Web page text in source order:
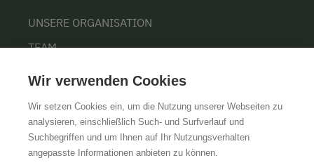
UNSERE ORGANISATION
TEAM
KARRIERE
AGBIMPRESSUMDATENSCHUTZ
Wir verwenden Cookies
Wir setzen Cookies ein, um die Nutzung unserer Webseiten zu
analysieren, einschließlich Such- und Surfverlauf und
Suchbegriffen und um Ihnen auf Ihr Nutzungsverhalten
angepasste Informationen anbieten zu können.